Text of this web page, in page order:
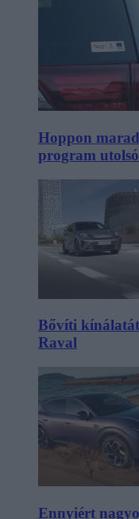
Hoppon
program
Bővíti
Raval
Ennyiért